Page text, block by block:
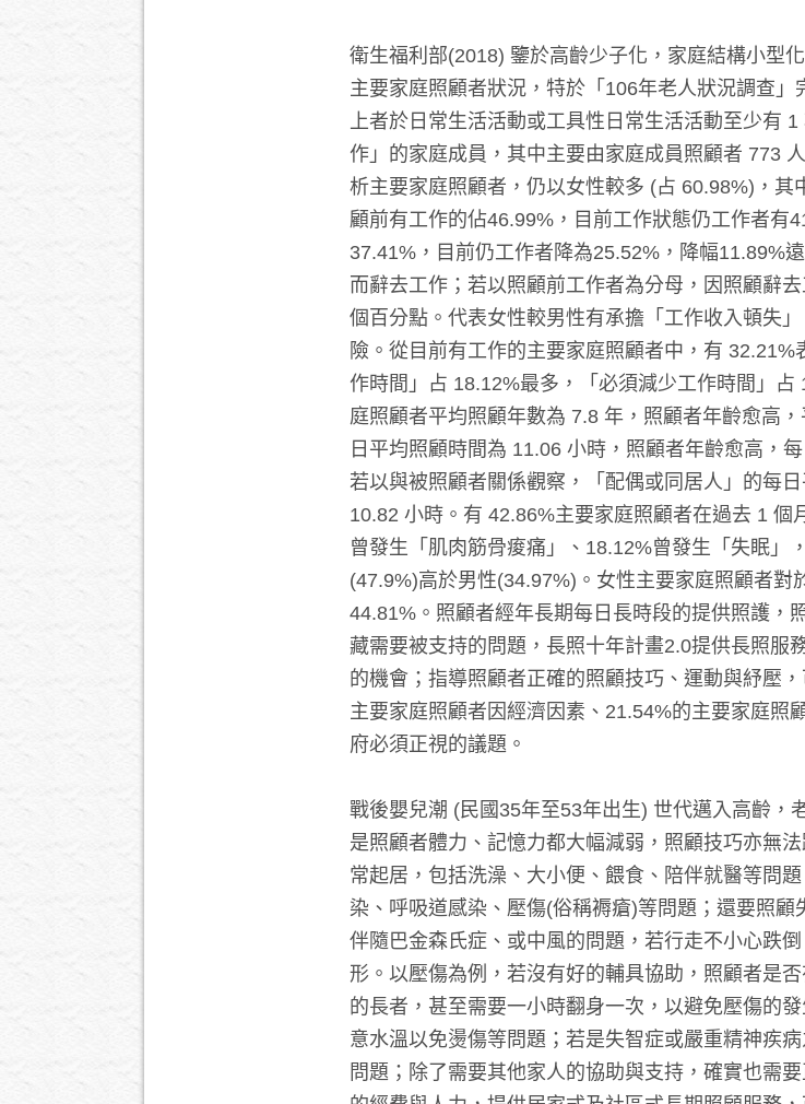
衛生福利部(2018) 鑒於高齡少子化，家庭結構小型
主要家庭照顧者狀況，特於「106年老人狀況調查
上者於日常生活活動或工具性日常生活活動至少有
作」的家庭成員，其中主要由家庭成員照顧者 773
析主要家庭照顧者，仍以女性較多 (占 60.98%)，
顧前有工作的佔46.99%，目前工作狀態仍工作者有
37.41%，目前仍工作者降為25.52%，降幅11.89%
而辭去工作；若以照顧前工作者為分母，因照顧辭
個百分點。代表女性較男性有承擔「工作收入頓失
險。從目前有工作的主要家庭照顧者中，有
作時間」占 18.12%最多，「必須減少工作時間」
庭照顧者平均照顧年數為 7.8 年，照顧者年齡愈高
日平均照顧時間為 11.06 小時，照顧者年齡愈高，
若以與被照顧者關係觀察，「配偶或同居人」的每
10.82 小時。有 42.86%主要家庭照顧者在過去 1
曾發生「肌肉筋骨痠痛」、18.12%曾發生「失眠」
(47.9%)高於男性(34.97%)。女性主要家庭照顧者
44.81%。照顧者經年長期每日長時段的提供照護，
藏需要被支持的問題，長照十年計畫2.0提供長照服
的機會；指導照顧者正確的照顧技巧、運動與紓壓
主要家庭照顧者因經濟因素、21.54%的主要家庭照
府必須正視的議題。
戰後嬰兒潮 (民國35年至53年出生) 世代邁入高齡，
是照顧者體力、記憶力都大幅減弱，照顧技巧亦無
常起居，包括洗澡、大小便、餵食、陪伴就醫等問
染、呼吸道感染、壓傷(俗稱褥瘡)等問題；還要照
伴隨巴金森氏症、或中風的問題，若行走不小心跌
形。以壓傷為例，若沒有好的輔具協助，照顧者是
的長者，甚至需要一小時翻身一次，以避免壓傷的
意水溫以免燙傷等問題；若是失智症或嚴重精神疾
問題；除了需要其他家人的協助與支持，確實也需